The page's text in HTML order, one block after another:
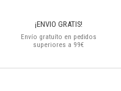
¡ENVIO GRATIS!
Envío gratuíto en pedidos
superiores a 99€